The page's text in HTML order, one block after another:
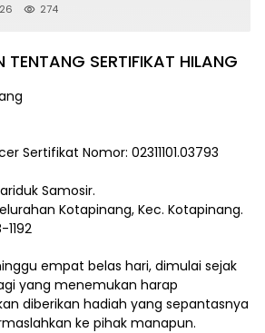
274
TENTANG SERTIFIKAT HILANG
Sertifikat Nomor: 02311101.03793
Samosir.
Kotapinang, Kec. Kotapinang.
empat belas hari, dimulai sejak
yang menemukan harap
diberikan hadiah yang sepantasnya
ke pihak manapun.